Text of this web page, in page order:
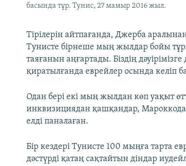
басында тұр. Тунис, 27 мамыр 2016 жыл.
Тірілерін айтпағанда, Джерба
Тунисте бірнеше мың жылдар бойы
таяғанын аңғартады. Біздің
қиратылғанда еврейлер осында келіп
Одан бері екі мың жылдан көп уақыт
инквизициядан қашқандар,
елді паналаған.
Бір кездері Тунисте 100 мыңға тарта
дәстүрді қатаң сақтайтын діндар